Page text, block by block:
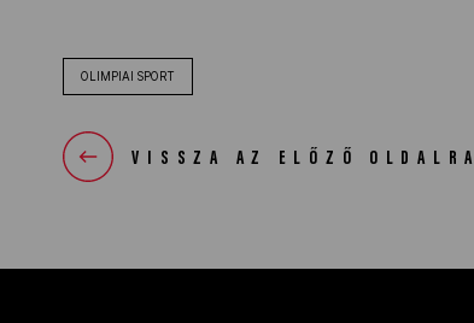
OLIMPIAI SPORT
VISSZA AZ ELŐZŐ OLDALRA